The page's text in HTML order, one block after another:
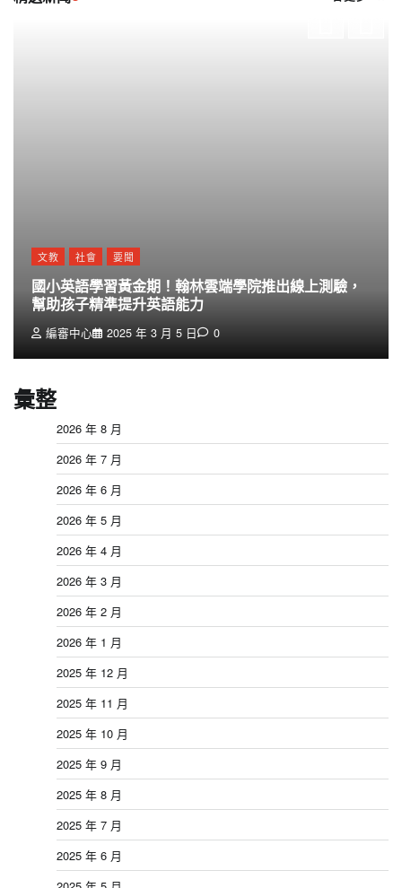
文教 社會 要聞
國小英語學習黃金期！翰林雲端學院推出線上測驗，
幫助孩子精準提升英語能力
編審中心 2025 年 3 月 5 日 0
彙整
2026 年 8 月
2026 年 7 月
2026 年 6 月
2026 年 5 月
2026 年 4 月
2026 年 3 月
2026 年 2 月
2026 年 1 月
2025 年 12 月
2025 年 11 月
2025 年 10 月
2025 年 9 月
2025 年 8 月
2025 年 7 月
2025 年 6 月